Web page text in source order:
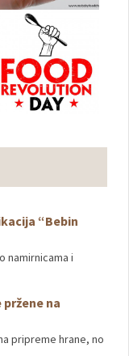
“Bebin
namirnicama i
na
pripreme hrane, no